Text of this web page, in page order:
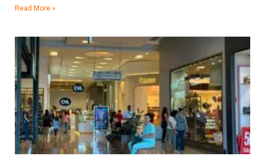
Read More »